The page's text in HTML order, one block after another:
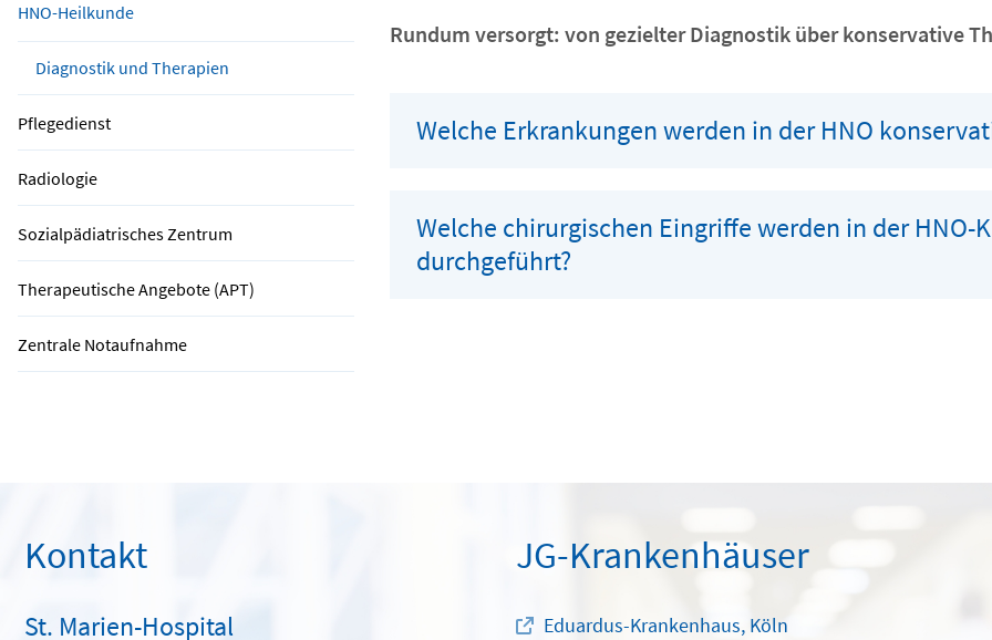
HNO-Heilkunde
Diagnostik und Therapien
Pflegedienst
Radiologie
Sozialpädiatrisches Zentrum
Therapeutische Angebote (APT)
Zentrale Notaufnahme
Rundum versorgt: von gezielter Diagnostik über konservative
Welche Erkrankungen werden in der HNO
Welche chirurgischen Eingriffe werden in der HNO-
durchgeführt?
Kontakt
St. Marien-Hospital
JG-Krankenhäuser
Eduardus-Krankenhaus, Köln